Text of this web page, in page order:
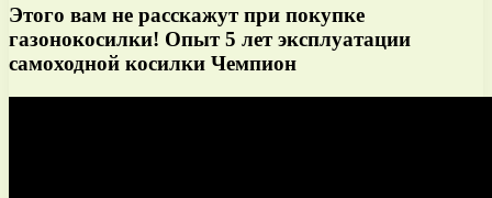
Этого вам не расскажут при покупке
газонокосилки! Опыт 5 лет эксплуатации
самоходной косилки Чемпион